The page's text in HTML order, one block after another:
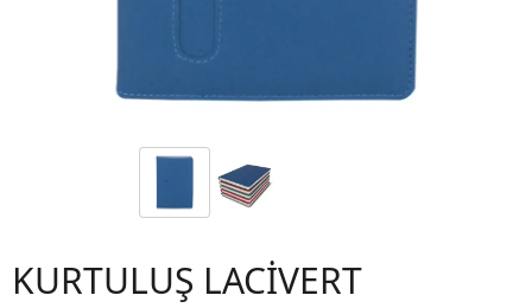
KURTULUŞ LACİVERT